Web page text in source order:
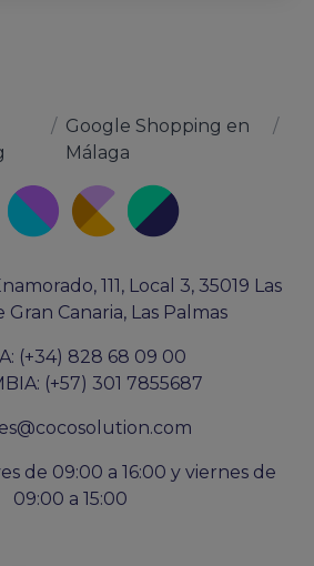
/ Google Shopping en
Málaga
/
111, Local 3, 35019 Las
Gran Canaria, Las Palmas
(+34) 828 68 09 00
(+57) 301 7855687
de 09:00 a 16:00 y viernes de
09:00 a 15:00